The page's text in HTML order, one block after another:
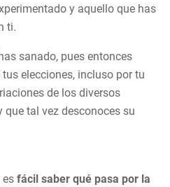
y aquello que has
ti.
sanado, pues entonces
elecciones, incluso por tu
de los diversos
tal vez desconoces su
es fácil saber qué pasa por la